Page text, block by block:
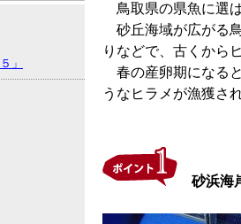
」
鳥取県の県魚に選
砂丘海域が広がる
りなどで、古くから
春の産卵期になる
うなヒラメが漁獲さ
砂浜海